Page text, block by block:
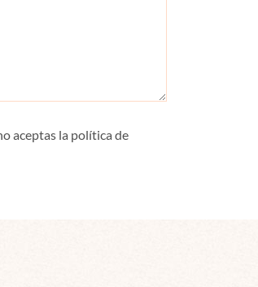
aceptas la política de